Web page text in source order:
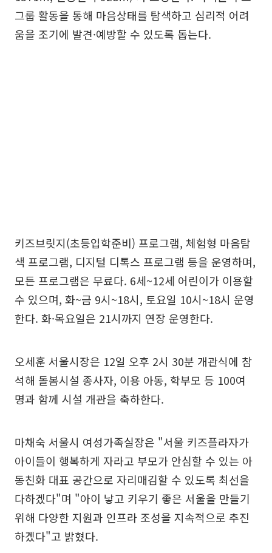
그룹 활동을 통해 마음상태를 탐색하고 심리적 어려
움을 조기에 발견·예방할 수 있도록 돕는다.
키즈브릿지(초등입학준비) 프로그램, 체험형 마음탐
색 프로그램, 디지털 디톡스 프로그램 등을 운영하며,
모든 프로그램은 무료다. 6세~12세 어린이가 이용할
수 있으며, 화~금 9시~18시, 토요일 10시~18시 운영
한다. 화·목요일은 21시까지 연장 운영한다.
오세훈 서울시장은 12일 오후 2시 30분 개관식에 참
석해 돌봄시설 종사자, 이용 아동, 학부모 등 100여
명과 함께 시설 개관을 축하한다.
마채숙 서울시 여성가족실장은 "서울 키즈플라자가
아이들이 행복하게 자라고 부모가 안심할 수 있는 아
동친화 대표 공간으로 자리매김할 수 있도록 최선을
다하겠다"며 "아이 낳고 키우기 좋은 서울을 만들기
위해 다양한 지원과 인프라 조성을 지속적으로 추진
하겠다"고 밝혔다.